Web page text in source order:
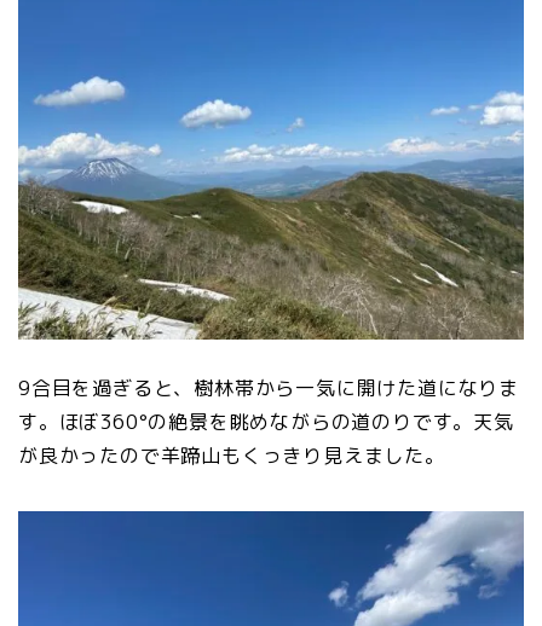
9合目を過ぎると、樹林帯から一気に開けた道になりま
す。ほぼ360°の絶景を眺めながらの道のりです。天気
が良かったので羊蹄山もくっきり見えました。